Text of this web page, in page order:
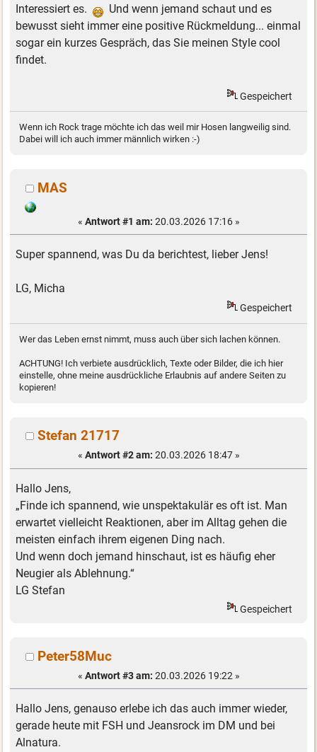
Interessiert es.
Und wenn jemand schaut und es
bewusst sieht immer eine positive Rückmeldung... einmal
sogar ein kurzes Gespräch, das Sie meinen Style cool
findet.
Gespeichert
Wenn ich Rock trage möchte ich das weil mir Hosen langweilig sind.
Dabei will ich auch immer männlich wirken :-)
MAS
« Antwort #1 am: 20.03.2026 17:16 »
Super spannend, was Du da berichtest, lieber Jens!
LG, Micha
Gespeichert
Wer das Leben ernst nimmt, muss auch über sich lachen können.
ACHTUNG! Ich verbiete ausdrücklich, Texte oder Bilder, die ich hier
einstelle, ohne meine ausdrückliche Erlaubnis auf andere Seiten zu
kopieren!
Stefan 21717
« Antwort #2 am: 20.03.2026 18:47 »
Hallo Jens,
„Finde ich spannend, wie unspektakulär es oft ist. Man
erwartet vielleicht Reaktionen, aber im Alltag gehen die
meisten einfach ihrem eigenen Ding nach.
Und wenn doch jemand hinschaut, ist es häufig eher
Neugier als Ablehnung.“
LG Stefan
Gespeichert
Peter58Muc
« Antwort #3 am: 20.03.2026 19:22 »
Hallo Jens, genauso erlebe ich das auch immer wieder,
gerade heute mit FSH und Jeansrock im DM und bei
Alnatura.